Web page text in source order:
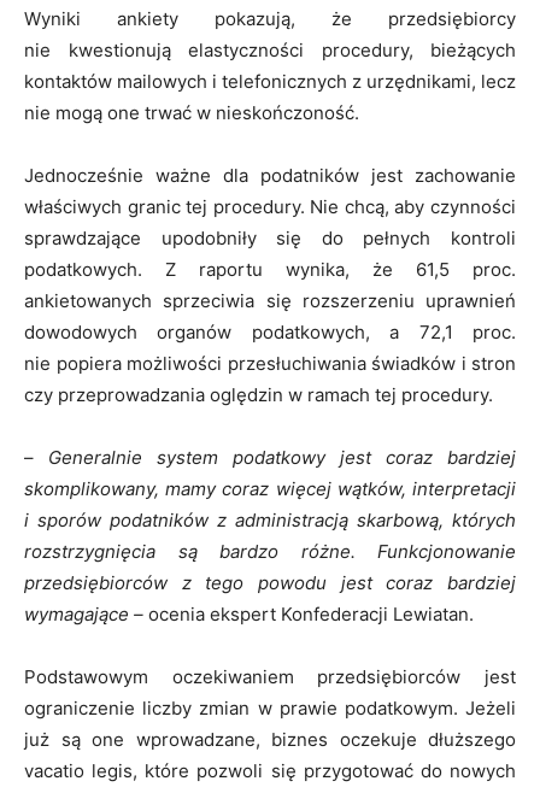
Wyniki ankiety pokazują, że przedsiębiorcy
nie kwestionują elastyczności procedury, bieżących
kontaktów mailowych i telefonicznych z urzędnikami, lecz
nie mogą one trwać w nieskończoność.
Jednocześnie ważne dla podatników jest zachowanie
właściwych granic tej procedury. Nie chcą, aby czynności
sprawdzające upodobniły się do pełnych kontroli
podatkowych. Z raportu wynika, że 61,5 proc.
ankietowanych sprzeciwia się rozszerzeniu uprawnień
dowodowych organów podatkowych, a 72,1 proc.
nie popiera możliwości przesłuchiwania świadków i stron
czy przeprowadzania oględzin w ramach tej procedury.
– Generalnie system podatkowy jest coraz bardziej
skomplikowany, mamy coraz więcej wątków, interpretacji
i sporów podatników z administracją skarbową, których
rozstrzygnięcia są bardzo różne. Funkcjonowanie
przedsiębiorców z tego powodu jest coraz bardziej
wymagające – ocenia ekspert Konfederacji Lewiatan.
Podstawowym oczekiwaniem przedsiębiorców jest
ograniczenie liczby zmian w prawie podatkowym. Jeżeli
już są one wprowadzane, biznes oczekuje dłuższego
vacatio legis, które pozwoli się przygotować do nowych